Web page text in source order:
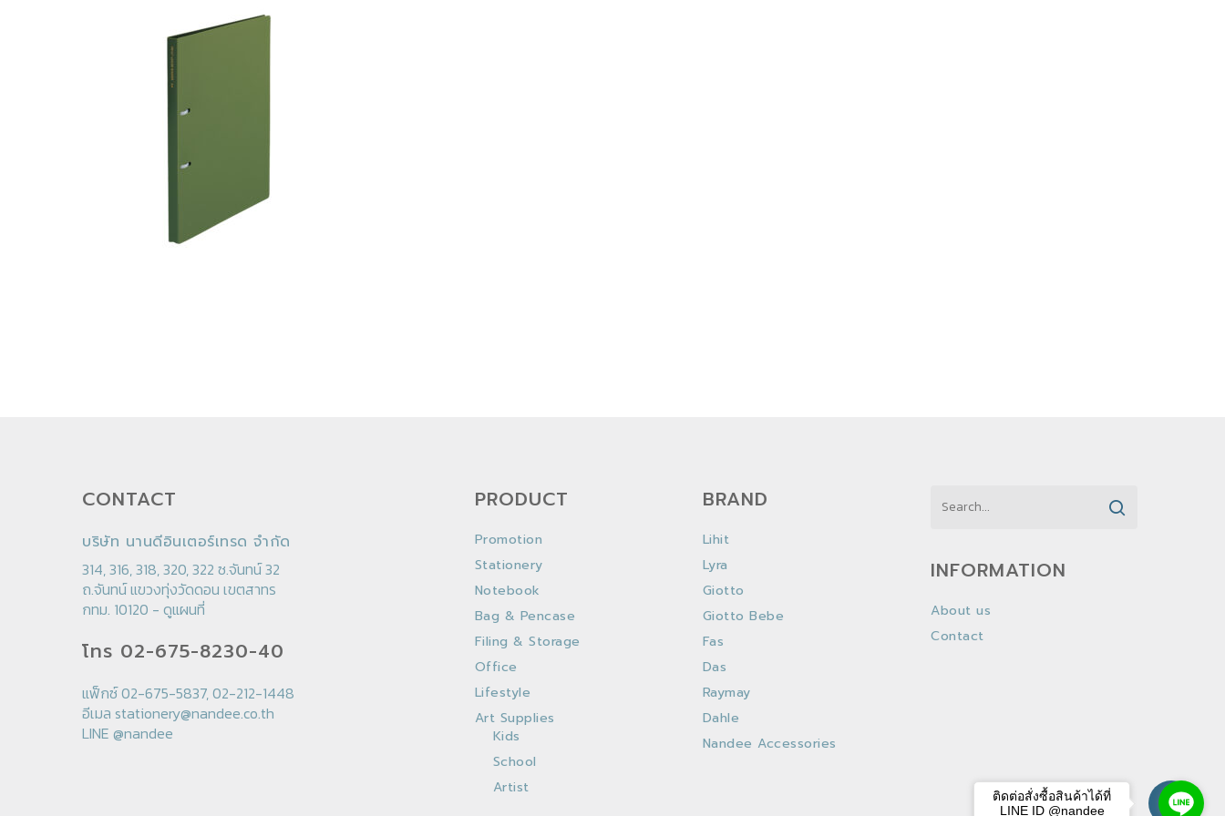
CONTACT
บริษัท นานดีอินเตอร์เทรด จำกัด
314, 316, 318, 320, 322 ซ.จันทน์ 32
ถ.จันทน์ แขวงทุ่งวัดดอน เขตสาทร
กทม. 10120 - ดูแผนที่
โทร 02-675-8230-40
แฟ็กซ์ 02-675-5837, 02-212-1448
อีเมล stationery@nandee.co.th
LINE @nandee
PRODUCT
Promotion
Stationery
Notebook
Bag & Pencase
Filing & Storage
Office
Lifestyle
Art Supplies
Kids
School
Artist
BRAND
Lihit
Lyra
Giotto
Giotto Bebe
Fas
Das
Raymay
Dahle
Nandee Accessories
INFORMATION
About us
Contact
ติดต่อสั่งซื้อสินค้าได้ที่
LINE ID @nandee